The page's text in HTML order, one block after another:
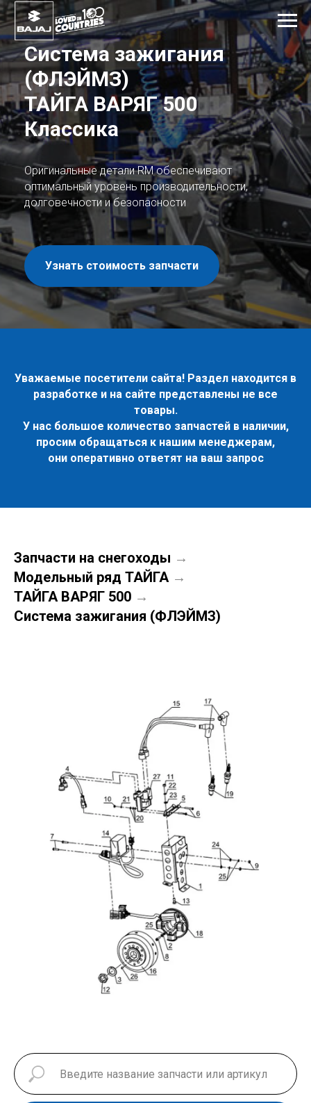
Система зажигания
(ФЛЭЙМЗ)
ТАЙГА ВАРЯГ 500
Классика
Оригинальные детали RM обеспечивают
оптимальный уровень производительности,
долговечности и безопасности
Узнать стоимость запчасти
Уважаемые посетители сайта! Раздел находится в
разработке и на сайте представлены не все
товары.
У нас большое количество запчастей в наличии,
просим обращаться к нашим менеджерам,
они оперативно ответят на ваш запрос
Запчасти на снегоходы →
Модельный ряд ТАЙГА →
ТАЙГА ВАРЯГ 500 →
Система зажигания (ФЛЭЙМЗ)